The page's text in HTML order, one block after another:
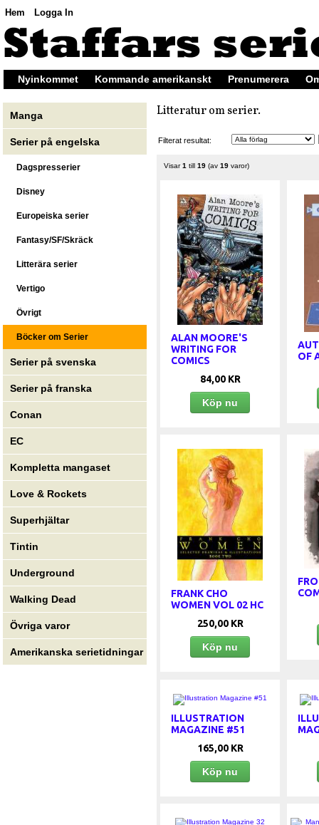
Hem Logga In
Nyinkommet Kommande amerikanskt Prenumerera
Manga
Serier på engelska
Dagspresserier
Disney
Europeiska serier
Fantasy/SF/Skräck
Litterära serier
Vertigo
Övrigt
Böcker om Serier
Serier på svenska
Serier på franska
Conan
EC
Kompletta mangaset
Love & Rockets
Superhjältar
Tintin
Underground
Walking Dead
Övriga varor
Amerikanska serietidningar
Litteratur om serier.
Filterat resultat:
Visar1 till 19 (av 19 varor)
ALAN MOORE'S
WRITING FOR
COMICS
84,00 KR
Köp nu
OF
FRANK CHO
WOMEN VOL 02 HC
250,00 KR
Köp nu
ILLUSTRATION
MAGAZINE #51
165,00 KR
Köp nu